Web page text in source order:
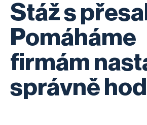
Stáž s
Pomáháme
firmám
správně